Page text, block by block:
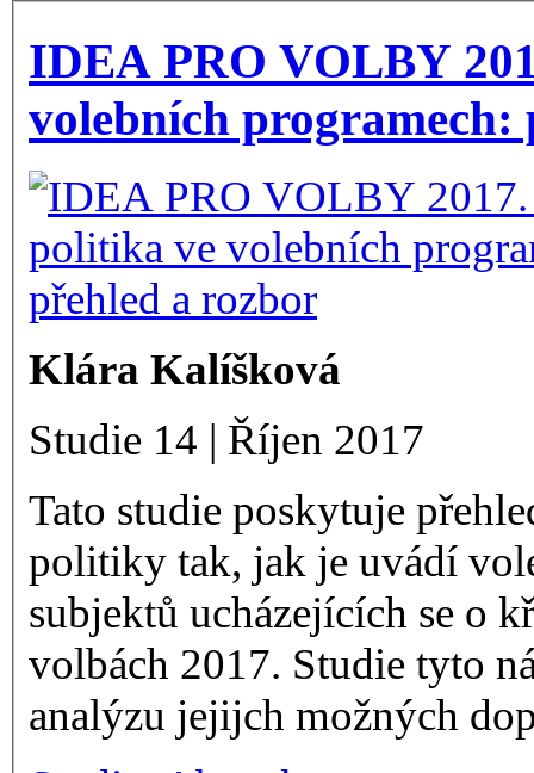
IDEA PRO VOLBY
volebních programech:
Klára Kalíšková
Studie 14 | Říjen 2017
Tato studie poskytuje
politiky tak, jak je uvádí
subjektů ucházejících se o
volbách 2017. Studie tyto
analýzu jejijch možných